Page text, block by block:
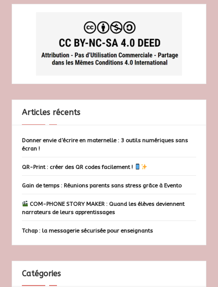
Articles récents
Donner envie d’écrire en maternelle : 3 outils numériques sans
écran !
QR-Print : créer des QR codes facilement !
Gain de temps : Réunions parents sans stress grâce à Evento
COM-PHONE STORY MAKER : Quand les élèves deviennent
narrateurs de leurs apprentissages
Tchap : la messagerie sécurisée pour enseignants
Catégories